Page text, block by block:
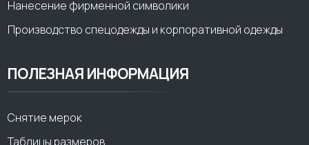
Нанесение фирменной символики
Производство спецодежды и корпоративной одежды
ПОЛЕЗНАЯ ИНФОРМАЦИЯ
Снятие мерок
Таблицы размеров